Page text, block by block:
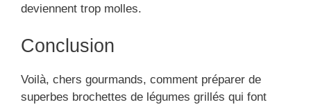
deviennent trop molles.
Conclusion
Voilà, chers gourmands, comment préparer de
superbes brochettes de légumes grillés qui font